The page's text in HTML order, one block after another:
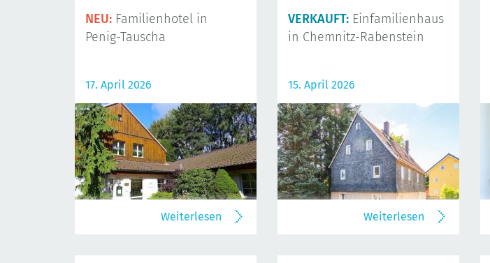
NEU: Familienhotel in
Penig-Tauscha
17. April 2026
Weiterlesen
VERKAUFT: Einfamilienhaus
in Chemnitz-Rabenstein
15. April 2026
Weiterlesen